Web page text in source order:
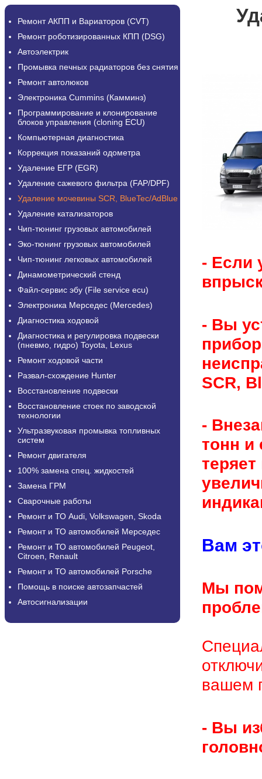
Ремонт АКПП и Вариаторов (CVT)
Ремонт роботизированных КПП (DSG)
Автоэлектрик
Промывка печных радиаторов без снятия
Ремонт автолюков
Электроника Cummins (Камминз)
Программирование и клонирование
блоков управления (cloning ECU)
Компьютерная диагностика
Коррекция показаний одометра
Удаление ЕГР (EGR)
Удаление сажевого фильтра (FAP/DPF)
Удаление мочевины SCR, BlueTec/AdBlue
Удаление катализаторов
Чип-тюнинг грузовых автомобилей
Эко-тюнинг грузовых автомобилей
Чип-тюнинг легковых автомобилей
Динамометрический стенд
Файл-сервис эбу (File service ecu)
Электроника Мерседес (Mercedes)
Диагностика ходовой
Диагностика и регулировка подвески
(пневмо, гидро) Toyota, Lexus
Ремонт ходовой части
Развал-схождение Hunter
Восстановление подвески
Восстановление стоек по заводской
технологии
Ультразвуковая промывка топливных
систем
Ремонт двигателя
100% замена спец. жидкостей
Замена ГРМ
Сварочные работы
Ремонт и ТО Audi, Volkswagen, Skoda
Ремонт и ТО автомобилей Мерседес
Ремонт и ТО автомобилей Peugeot,
Citroen, Renault
Ремонт и ТО автомобилей Porsche
Помощь в поиске автозапчастей
Автосигнализации
- Если
- Вы
SCR,
-
тонн и
Вам
Мы
вашем
- Вы